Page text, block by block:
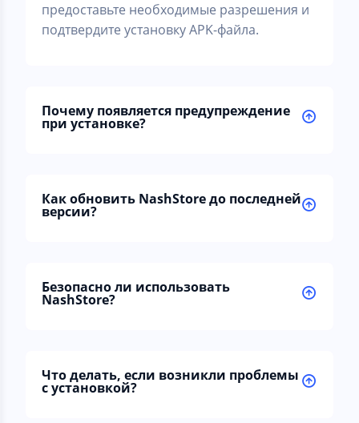
предоставьте необходимые разрешения и
подтвердите установку APK-файла.
Почему появляется предупреждение
при установке?
Как обновить NashStore до последней
версии?
Безопасно ли использовать
NashStore?
Что делать, если возникли проблемы
с установкой?